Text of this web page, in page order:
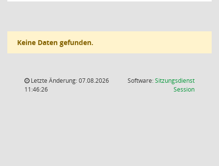
Keine Daten gefunden.
Letzte Änderung: 07.08.2026
11:46:26
Software:Sitzungsdienst
Session(Wird in